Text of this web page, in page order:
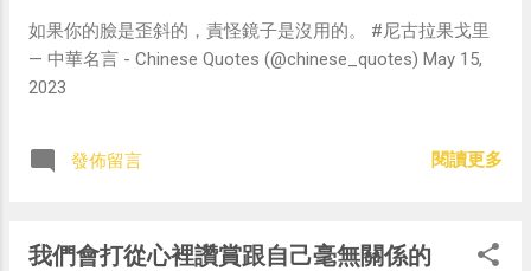
如果你的臉是歪斜的，責怪鏡子是沒用的。 #尼古拉果戈里
— 中華名言 - Chinese Quotes (@chinese_quotes) May 15,
2023
發佈留言 閱讀更多
我們會打從心裡讚賞跟自己毫無關係的